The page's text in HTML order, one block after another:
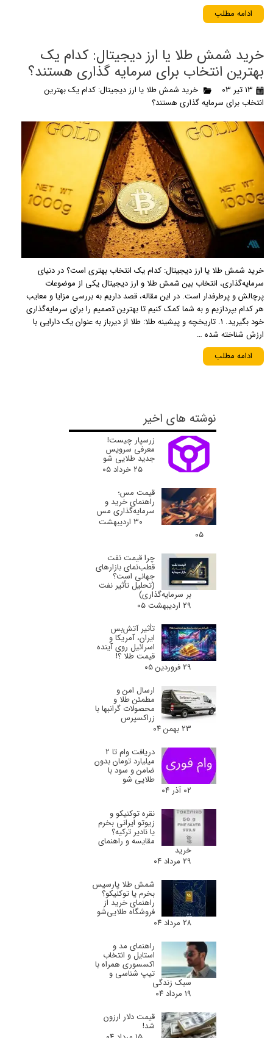
ادامه مطلب
خرید شمش طلا یا ارز دیجیتال: کدام یک
بهترین انتخاب برای سرمایه گذاری هستند؟
۱۳ تیر ۰۳
خرید شمش طلا یا ارز دیجیتال: کدام یک بهترین
انتخاب برای سرمایه گذاری هستند؟
خرید شمش طلا یا ارز دیجیتال: کدام یک انتخاب بهتری است؟ در دنیای
سرمایه‌گذاری، انتخاب بین شمش طلا و ارز دیجیتال یکی از موضوعات
پرچالش و پرطرفدار است. در این مقاله، قصد داریم به بررسی مزایا و معایب
هر کدام بپردازیم و به شما کمک کنیم تا بهترین تصمیم را برای سرمایه‌گذاری
خود بگیرید. ۱. تاریخچه و پیشینه طلا: طلا از دیرباز به عنوان یک دارایی با
ارزش شناخته شده …
ادامه مطلب
نوشته های اخیر
زرسپار چیست!
معرفی سرویس
جدید طلایی شو
۲۵ خرداد ۰۵
قیمت مس؛
راهنمای خرید و
سرمایه‌گذاری مس
۳۰ اردیبهشت
۰۵
چرا قیمت نفت
قطب‌نمای بازارهای
جهانی است؟
(تحلیل تأثیر نفت
بر سرمایه‌گذاری)
۲۹ اردیبهشت ۰۵
تأثیر آتش‌بس
ایران، آمریکا و
اسرائیل روی آینده
قیمت طلا ؟!
۲۹ فروردین ۰۵
ارسال امن و
مطمئن طلا و
محصولات گرانبها با
زراکسپرس
۲۳ بهمن ۰۴
دریافت وام تا 2
میلیارد تومان بدون
ضامن و سود با
طلایی شو
۰۲ آذر ۰۴
نقره توکنیکو و
زیوتو ایرانی بخرم
یا نادیر ترکیه؟
مقایسه و راهنمای
خرید
۲۹ مرداد ۰۴
شمش طلا پارسیس
بخرم یا توکنیکو؟
راهنمای خرید از
فروشگاه طلایی‌شو
۲۸ مرداد ۰۴
راهنمای مد و
استایل و انتخاب
اکسسوری همراه با
تیپ شناسی و
سبک زندگی
۱۹ مرداد ۰۴
قیمت دلار ارزون
شد!